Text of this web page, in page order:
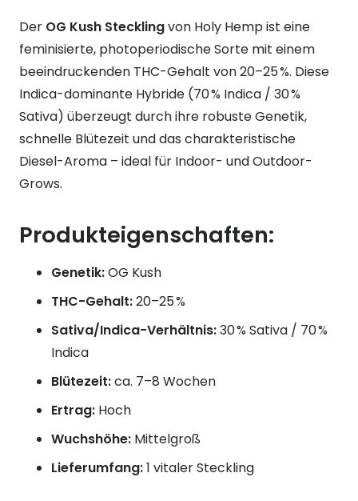
Der OG Kush Stecklingvon Holy Hemp ist eine
feminisierte, photoperiodische Sorte mit einem
beeindruckenden THC-Gehalt von 20–25 %. Diese
Indica-dominante Hybride (70 % Indica / 30 %
Sativa) überzeugt durch ihre robuste Genetik,
schnelle Blütezeit und das charakteristische
Diesel-Aroma – ideal für Indoor- und Outdoor-
Grows.
Produkteigenschaften:
Genetik:OG Kush
THC-Gehalt:20–25 %
Sativa/Indica-Verhältnis:30 % Sativa / 70 %
Indica
Blütezeit:ca. 7–8 Wochen
Ertrag: Hoch
Wuchshöhe: Mittelgroß
Lieferumfang:1 vitaler Steckling